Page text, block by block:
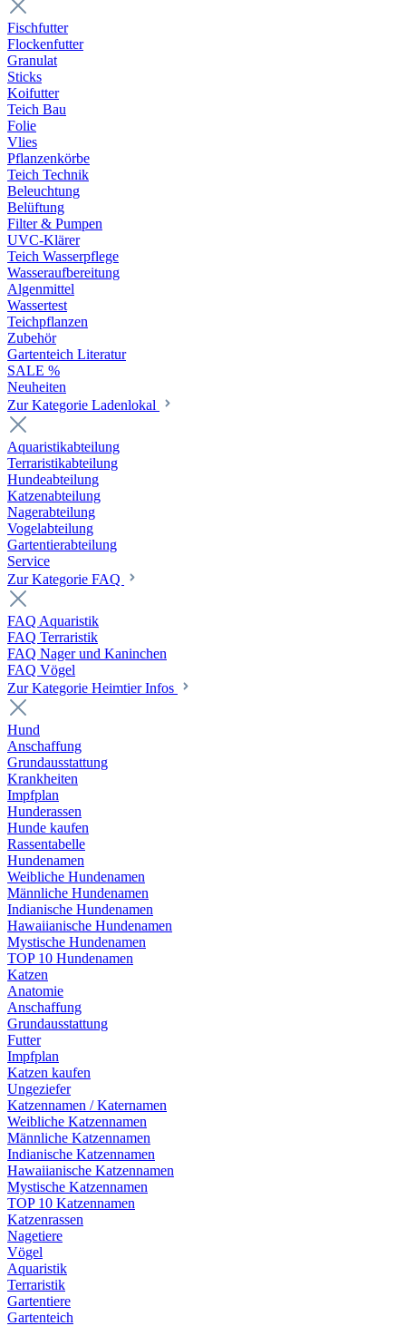
Fischfutter
Flockenfutter
Granulat
Sticks
Koifutter
Teich Bau
Folie
Vlies
Pflanzenkörbe
Teich Technik
Beleuchtung
Belüftung
Filter & Pumpen
UVC-Klärer
Teich Wasserpflege
Wasseraufbereitung
Algenmittel
Wassertest
Teichpflanzen
Zubehör
Gartenteich Literatur
SALE %
Neuheiten
Zur Kategorie Ladenlokal
Aquaristikabteilung
Terraristikabteilung
Hundeabteilung
Katzenabteilung
Nagerabteilung
Vogelabteilung
Gartentierabteilung
Service
Zur Kategorie FAQ
FAQ Aquaristik
FAQ Terraristik
FAQ Nager und Kaninchen
FAQ Vögel
Zur Kategorie Heimtier Infos
Hund
Anschaffung
Grundausstattung
Krankheiten
Impfplan
Hunderassen
Hunde kaufen
Rassentabelle
Hundenamen
Weibliche Hundenamen
Männliche Hundenamen
Indianische Hundenamen
Hawaiianische Hundenamen
Mystische Hundenamen
TOP 10 Hundenamen
Katzen
Anatomie
Anschaffung
Grundausstattung
Futter
Impfplan
Katzen kaufen
Ungeziefer
Katzennamen / Katernamen
Weibliche Katzennamen
Männliche Katzennamen
Indianische Katzennamen
Hawaiianische Katzennamen
Mystische Katzennamen
TOP 10 Katzennamen
Katzenrassen
Nagetiere
Vögel
Aquaristik
Terraristik
Gartentiere
Gartenteich